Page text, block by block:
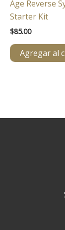
Age Reverse
Starter Kit
$85.00
Agregar al